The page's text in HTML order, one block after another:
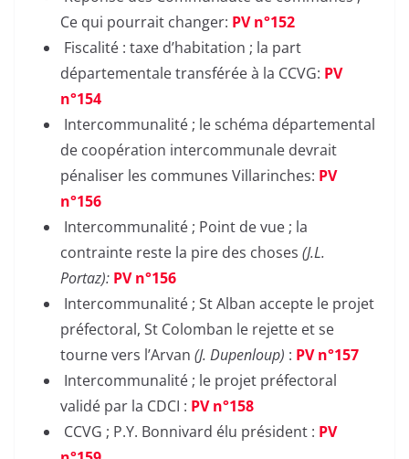
Ce qui pourrait changer: PV n°152
Fiscalité : taxe d’habitation ; la part
départementale transférée à la CCVG: PV
n°154
Intercommunalité ; le schéma départemental
de coopération intercommunale devrait
pénaliser les communes Villarinches: PV
n°156
Intercommunalité ; Point de vue ; la
contrainte reste la pire des choses (J.L.
Portaz): PV n°156
Intercommunalité ; St Alban accepte le projet
préfectoral, St Colomban le rejette et se
tourne vers l’Arvan (J. Dupenloup) : PV n°157
Intercommunalité ; le projet préfectoral
validé par la CDCI : PV n°158
CCVG ; P.Y. Bonnivard élu président : PV